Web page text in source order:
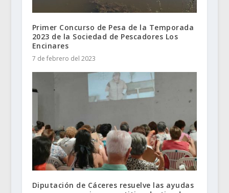
Primer Concurso de Pesa de la Temporada
2023 de la Sociedad de Pescadores Los
Encinares
7 de febrero del 2023
Diputación de Cáceres resuelve las ayudas